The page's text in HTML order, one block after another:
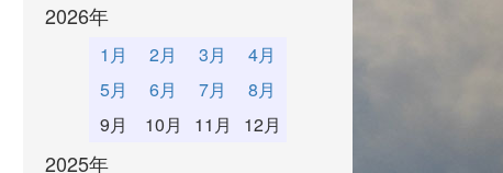
2026年
1月 2月 3月
4月
5月
6月 7月
8月
9月
10月 11月 12月
2025年